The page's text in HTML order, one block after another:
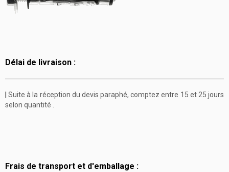
Délai de livraison :
|Suite à la réception du devis paraphé, comptez entre 15 et 25 jours
selon quantité .
Frais de transport et d'emballage :